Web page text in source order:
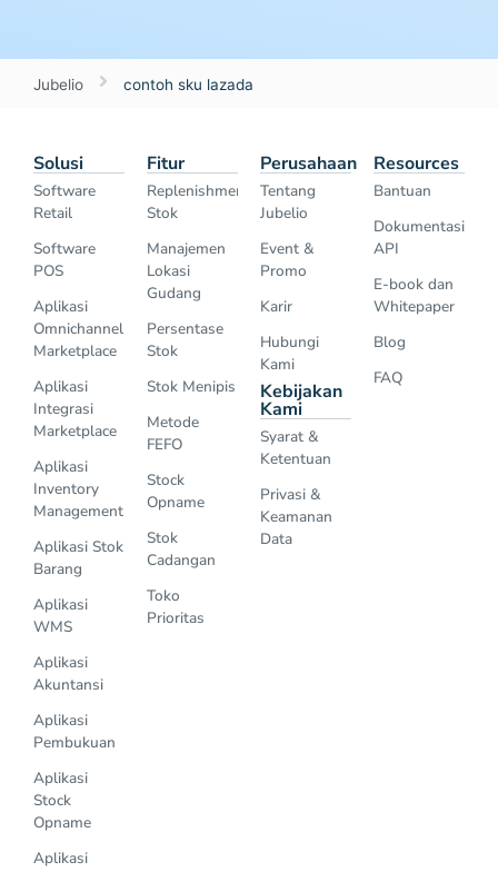
Jubelio contoh sku lazada
Solusi
Software
Retail
Software
POS
Aplikasi
Omnichannel
Marketplace
Aplikasi
Integrasi
Marketplace
Aplikasi
Inventory
Management
Aplikasi Stok
Barang
Aplikasi
WMS
Aplikasi
Akuntansi
Aplikasi
Pembukuan
Aplikasi
Stock
Opname
Aplikasi
Fitur
Replenishment
Stok
Manajemen
Lokasi
Gudang
Persentase
Stok
Stok Menipis
Metode
FEFO
Stock
Opname
Stok
Cadangan
Toko
Prioritas
Perusahaan
Tentang
Jubelio
Event &
Promo
Karir
Hubungi
Kami
Kebijakan
Kami
Syarat &
Ketentuan
Privasi &
Keamanan
Data
Resources
Bantuan
Dokumentasi
API
E-book dan
Whitepaper
Blog
FAQ